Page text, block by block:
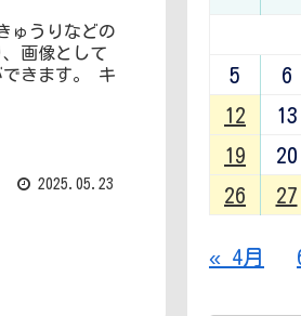
ゅうりなどの
画像として
できます。 キ
2025.05.23
5
6
12
13
19
20
26
27
« 4月